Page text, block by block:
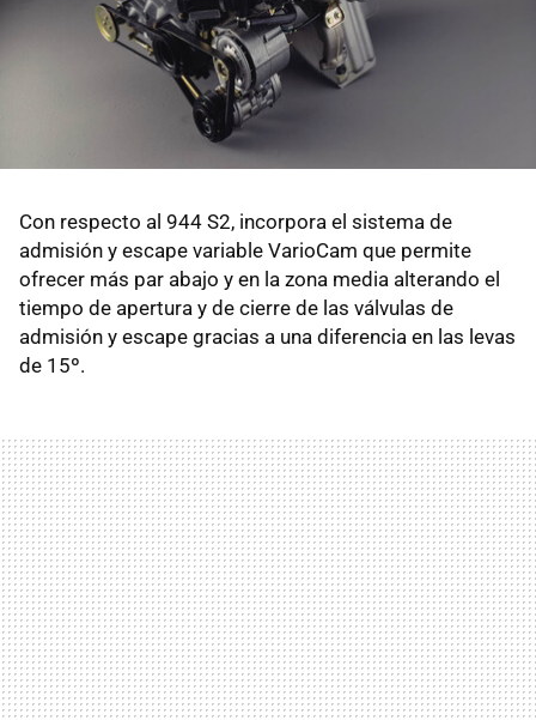
Con respecto al 944 S2, incorpora el sistema de
admisión y escape variable VarioCam que permite
ofrecer más par abajo y en la zona media alterando el
tiempo de apertura y de cierre de las válvulas de
admisión y escape gracias a una diferencia en las levas
de 15º.